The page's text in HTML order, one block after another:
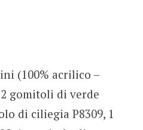
(100% acrilico –
gomitoli di verde
di ciliegia P8309, 1